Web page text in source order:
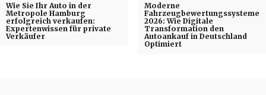
Wie Sie Ihr Auto in der
Metropole Hamburg
erfolgreich verkaufen:
Expertenwissen für private
Verkäufer
Moderne
Fahrzeugbewertungssysteme
2026: Wie Digitale
Transformation den
Autoankauf in Deutschland
Optimiert